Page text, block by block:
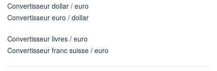
Convertisseur dollar / euro
Convertisseur euro / dollar
Convertisseur livres / euro
Convertisseur franc suisse / euro